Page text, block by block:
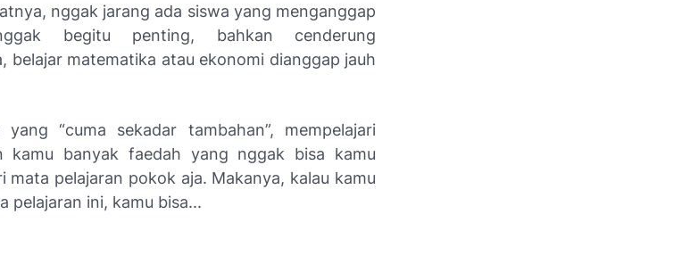
nggak jarang ada siswa yang menganggap
begitu penting, bahkan cenderung
belajar matematika atau ekonomi dianggap jauh
“cuma sekadar tambahan”, mempelajari
kamu banyak faedah yang nggak bisa kamu
mata pelajaran pokok aja. Makanya, kalau kamu
pelajaran ini, kamu bisa...